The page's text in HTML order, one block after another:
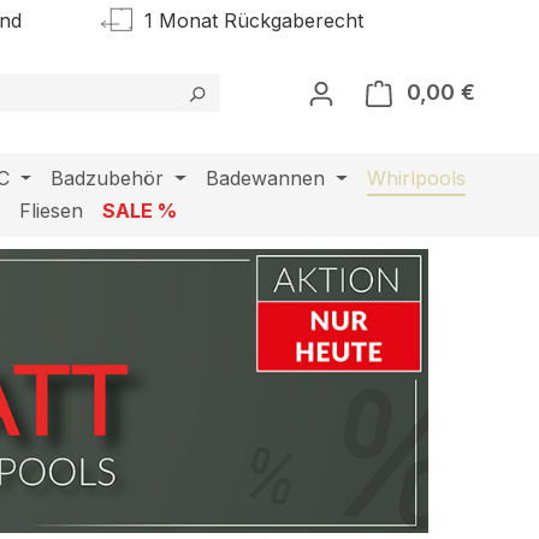
1 Monat Rückgaberecht
0,00 €
Badzubehör Badewannen
Whirlpools
Fliesen SALE %